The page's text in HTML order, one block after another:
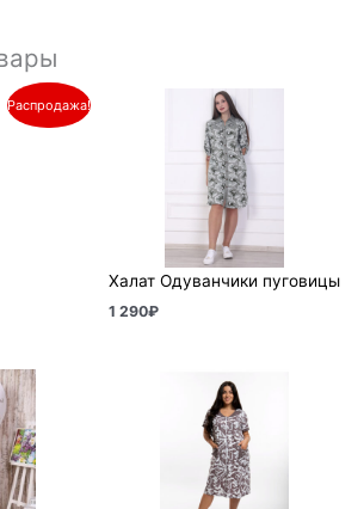
Распродажа!
Халат Одуванчики пуговицы
1 290₽